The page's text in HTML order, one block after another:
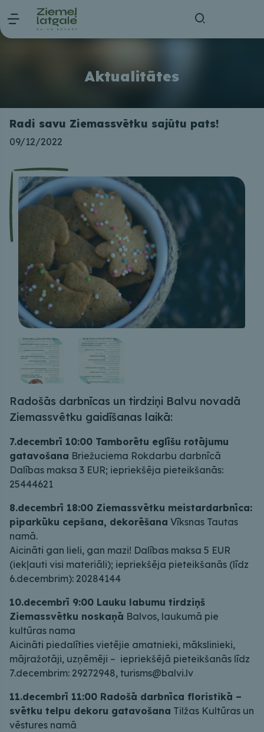
Aktualitātes
Radi savu Ziemassvētku sajūtu pats!
09/12/2022
Radošās darbnīcas un tirdziņi Balvu novadā
Ziemassvētku gaidīšanas laikā:
7.decembrī 10:00 Tamborētu eglīšu rotājumu
gatavošana Briežuciema Rokdarbu darbnīcā
Dalības maksa 3 EUR; iepriekšēja pieteikšanās:
25444621
8.decembrī 18:00 Ziemassvētku meistardarbnīca:
piparkūku cepšana, dekorēšana Vīksnas Tautas
namā.
Aicināti gan lieli, gan mazi! Dalības maksa 5 EUR
(iekļauti visi materiāli); iepriekšēja pieteikšanās (līdz
6.decembrim): 20284144
10.decembrī 9:00 Lauku labumu tirdziņš
Ziemassvētku noskaņā Balvos, laukumā pie
kultūras nama
Aicināti piedalīties vietējie amatnieki, mākslinieki,
mājražotāji, uzņēmēji – iepriekšējā pieteikšanās līdz
7.decembrim: 29272948, turisms@balvi.lv
11.decembrī 11:00 Radošā darbnīca floristikā –
svētku telpu dekoru gatavošana Tilžas Kultūras un
vēstures namā